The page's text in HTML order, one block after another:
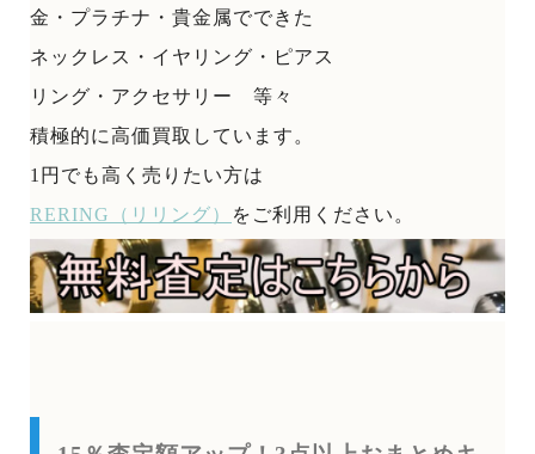
金・プラチナ・貴金属でできた
ネックレス・イヤリング・ピアス
リング・アクセサリー 等々
積極的に高価買取しています。
1円でも高く売りたい方は
RERING（リリング）
をご利用ください。